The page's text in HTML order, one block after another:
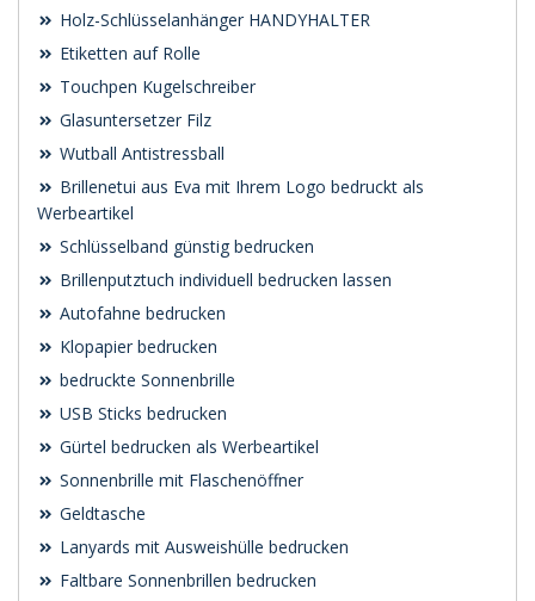
Holz-Schlüsselanhänger HANDYHALTER
Etiketten auf Rolle
Touchpen Kugelschreiber
Glasuntersetzer Filz
Wutball Antistressball
Brillenetui aus Eva mit Ihrem Logo bedruckt als
Werbeartikel
Schlüsselband günstig bedrucken
Brillenputztuch individuell bedrucken lassen
Autofahne bedrucken
Klopapier bedrucken
bedruckte Sonnenbrille
USB Sticks bedrucken
Gürtel bedrucken als Werbeartikel
Sonnenbrille mit Flaschenöffner
Geldtasche
Lanyards mit Ausweishülle bedrucken
Faltbare Sonnenbrillen bedrucken